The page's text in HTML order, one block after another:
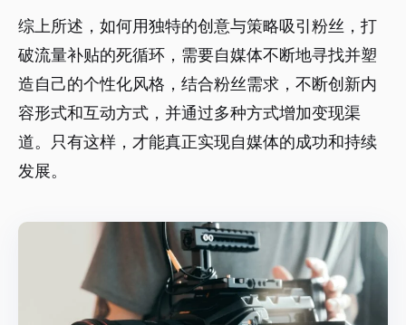
综上所述，如何用独特的创意与策略吸引粉丝，打
破流量补贴的死循环，需要自媒体不断地寻找并塑
造自己的个性化风格，结合粉丝需求，不断创新内
容形式和互动方式，并通过多种方式增加变现渠
道。只有这样，才能真正实现自媒体的成功和持续
发展。